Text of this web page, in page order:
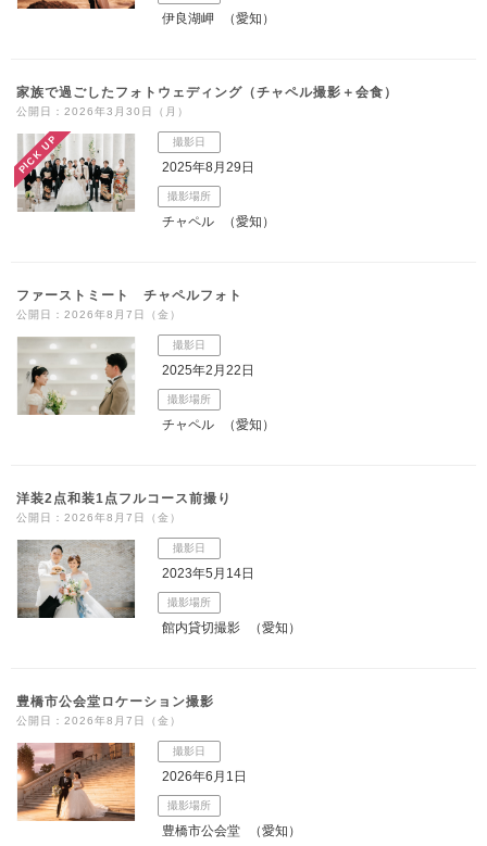
挙式フォト スタジオでの撮影
衣装追加無料 豊富なカラードレス
家族・友人と撮影
マタニティ用ドレス
ペットと撮影
歴史的建造物での撮影
伊良湖岬 （愛知）
家族で過ごしたフォトウェディング（チャペル撮影＋会食）
公開日：2026年3月30日（月）
PICK UP 撮影日
2025年8月29日
撮影場所
チャペル （愛知）
ファーストミート チャペルフォト
公開日：2026年8月7日（金）
撮影日
2025年2月22日
撮影場所
チャペル （愛知）
洋装2点和装1点フルコース前撮り
公開日：2026年8月7日（金）
撮影日
2023年5月14日
撮影場所
館内貸切撮影 （愛知）
豊橋市公会堂ロケーション撮影
公開日：2026年8月7日（金）
撮影日
2026年6月1日
撮影場所
豊橋市公会堂 （愛知）